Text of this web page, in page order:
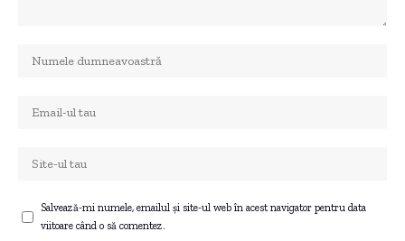
Salvează-mi numele, emailul și site-ul web în acest navigator pentru data
viitoare când o să comentez.